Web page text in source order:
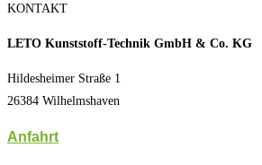
KONTAKT
LETO Kunststoff-Technik GmbH & Co. KG
Hildesheimer Straße 1
26384 Wilhelmshaven
Anfahrt